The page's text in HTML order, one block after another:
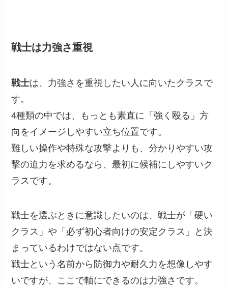
戦士は力強さ重視
戦士は、力強さを重視したい人に向いたクラスで
す。
4種類の中では、もっとも素直に「強く殴る」方
向をイメージしやすい立ち位置です。
難しい操作や特殊な攻撃よりも、分かりやすい攻
撃の迫力を求めるなら、最初に候補にしやすいク
ラスです。
戦士を選ぶときに意識したいのは、戦士が「硬い
クラス」や「必ず初心者向けの安定クラス」と決
まっているわけではない点です。
戦士という名前から防御力や耐久力を想像しやす
いですが、ここで軸にできるのは力強さです。